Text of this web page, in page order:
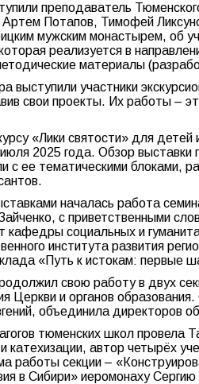
преподаватель
Потапов, Тимофей
мужским монастырем, об
реализуется в
материалы
выступили участники
свои проекты. Их работы –
«Лики святости» для
2025 года. Обзор
с ее тематическими блоками,
началась работа
с приветственными
кафедры социальных и
института развития
«Путь к истокам: первые
свою работу в двух
Церкви и органов
объединила директоров
тюменских школ провела
и катехизации, автор
работы секции –
в Сибири» иеромонаху